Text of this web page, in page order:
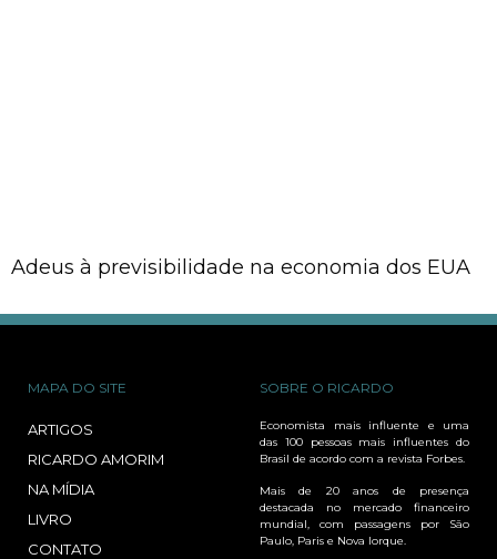
Adeus à previsibilidade na economia dos EUA
MAPA DO SITE
ARTIGOS
RICARDO AMORIM
NA MÍDIA
LIVRO
CONTATO
SOBRE O RICARDO
Economista mais influente e uma
das 100 pessoas mais influentes do
Brasil de acordo com a revista Forbes.
Mais de 20 anos de presença
destacada no mercado financeiro
mundial, com passagens por São
Paulo, Paris e Nova Iorque.